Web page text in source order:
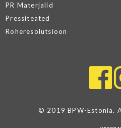
PR Materjalid
Pressiteated
Roheresolutsioon
© 2019 BPW-Estonia.